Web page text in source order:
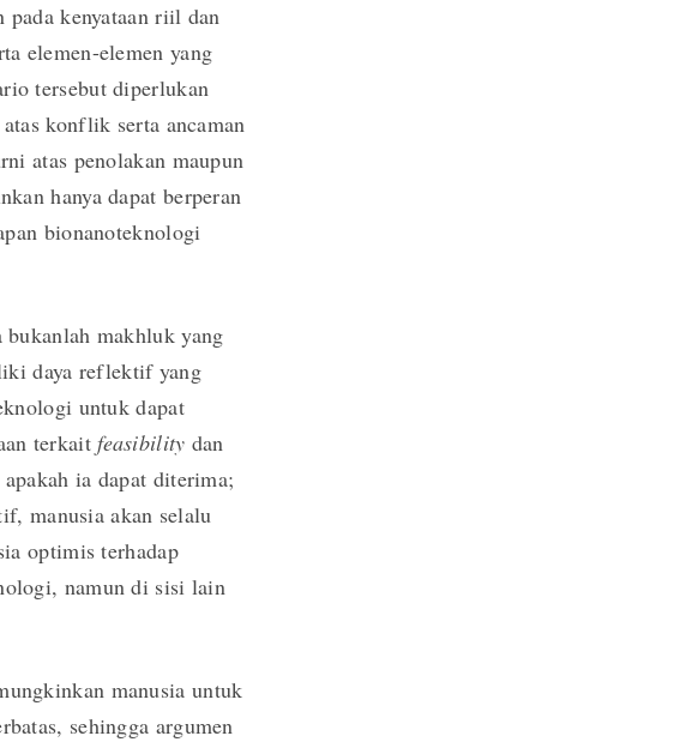
pada kenyataan riil dan
elemen-elemen yang
tersebut diperlukan
konflik serta ancaman
atas penolakan maupun
hanya dapat berperan
bionanoteknologi
makhluk yang
daya reflektif yang
untuk dapat
terkaitfeasibility dan
ia dapat diterima;
manusia akan selalu
optimis terhadap
namun di sisi lain
manusia untuk
sehingga argumen